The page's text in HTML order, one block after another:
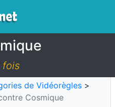
fois
de Vidéorègles >
Cosmique